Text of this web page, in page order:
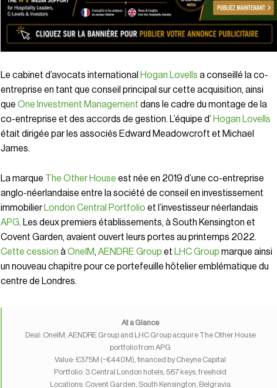
Le cabinet d’avocats international Hogan Lovells a conseillé la co-
entreprise en tant que conseil principal sur cette acquisition, ainsi
que One Investment Management dans le cadre du montage de la
co-entreprise et des accords de gestion. L’équipe d’ Hogan Lovells
était dirigée par les associés Edward Meadowcroft et Michael
James.
La marque The Other House est née en 2019 d’une co-entreprise
anglo-néerlandaise entre la société de conseil en investissement
immobilier London Central Portfolio et l’investisseur néerlandais
APG. Les deux premiers établissements, à South Kensington et
Covent Garden, avaient ouvert leurs portes au printemps 2022.
Cette cession àOneIM, AENDRE Group et LHC Group marque ainsi
un nouveau chapitre pour ce portefeuille hôtelier emblématique du
centre de Londres.
At a Glance
Deal: OneIM, AENDRE Group and LHC Group acquire The Other House
portfolio from APG
Value: £375M (~€440M), financed by Cheyne Capital
Portfolio: 3 Central London hotels, 587 keys, freehold
Locations: Covent Garden, South Kensington, Belgravia